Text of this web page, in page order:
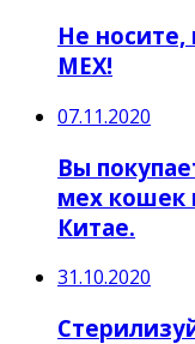
Не носите,
МЕХ!
07.11.2020
Вы
мех кошек
Китае.
31.10.2020